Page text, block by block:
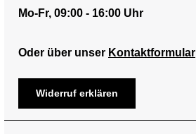
Mo-Fr, 09:00 - 16:00 Uhr
Oder über unser Kontaktformular
Widerruf erklären